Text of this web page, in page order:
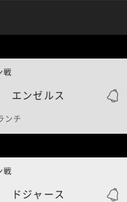
エンゼルス
ンチ
ドジャース